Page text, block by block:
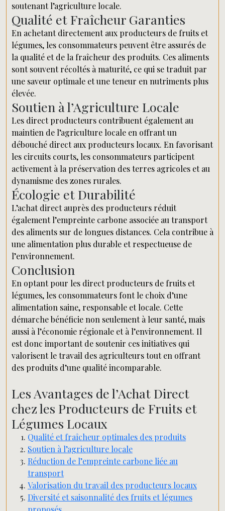
soutenant l’agriculture locale.
Qualité et Fraîcheur Garanties
En achetant directement aux producteurs de fruits et
légumes, les consommateurs peuvent être assurés de
la qualité et de la fraîcheur des produits. Ces aliments
sont souvent récoltés à maturité, ce qui se traduit par
une saveur optimale et une teneur en nutriments plus
élevée.
Soutien à l’Agriculture Locale
Les direct producteurs contribuent également au
maintien de l’agriculture locale en offrant un
débouché direct aux producteurs locaux. En favorisant
les circuits courts, les consommateurs participent
activement à la préservation des terres agricoles et au
dynamisme des zones rurales.
Écologie et Durabilité
L’achat direct auprès des producteurs réduit
également l’empreinte carbone associée au transport
des aliments sur de longues distances. Cela contribue à
une alimentation plus durable et respectueuse de
l’environnement.
Conclusion
En optant pour les direct producteurs de fruits et
légumes, les consommateurs font le choix d’une
alimentation saine, responsable et locale. Cette
démarche bénéficie non seulement à leur santé, mais
aussi à l’économie régionale et à l’environnement. Il
est donc important de soutenir ces initiatives qui
valorisent le travail des agriculteurs tout en offrant
des produits d’une qualité incomparable.
Les Avantages de l’Achat Direct
chez les Producteurs de Fruits et
Légumes Locaux
Qualité et fraîcheur optimales des produits
Soutien à l’agriculture locale
Réduction de l’empreinte carbone liée au
transport
Valorisation du travail des producteurs locaux
Diversité et saisonnalité des fruits et légumes